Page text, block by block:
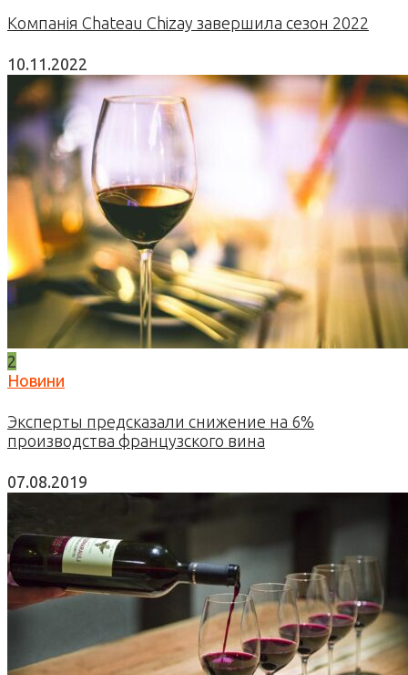
Компанія Chateau Chizay завершила сезон 2022
10.11.2022
2
Новини
Эксперты предсказали снижение на 6%
производства французского вина
07.08.2019